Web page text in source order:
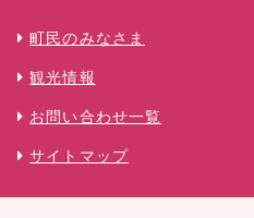
町民のみなさま
観光情報
お問い合わせ一覧
サイトマップ